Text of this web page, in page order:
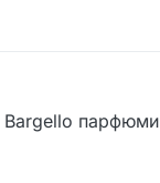
Bargello парфюми